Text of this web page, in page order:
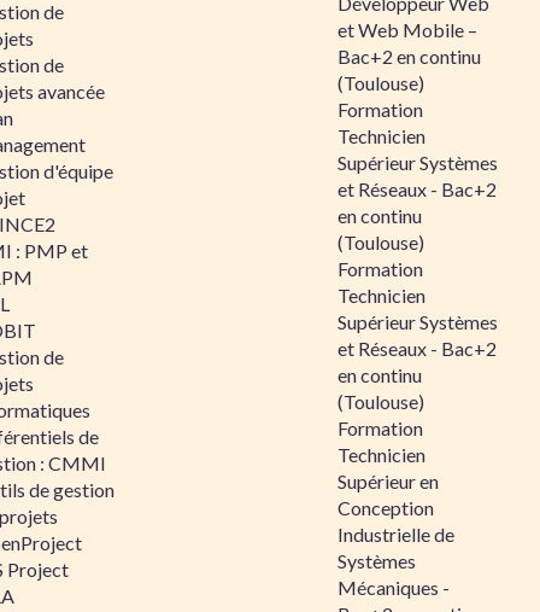
de
de
avancée
d'équipe
: PMP et
de
de
: CMMI
de gestion
Project
et Web Mobile –
Bac+2 en continu
(Toulouse)
Formation
Technicien
Supérieur Systèmes
et Réseaux - Bac+2
en continu
(Toulouse)
Formation
Technicien
Supérieur Systèmes
et Réseaux - Bac+2
en continu
(Toulouse)
Formation
Technicien
Supérieur en
Conception
Industrielle de
Systèmes
Mécaniques -